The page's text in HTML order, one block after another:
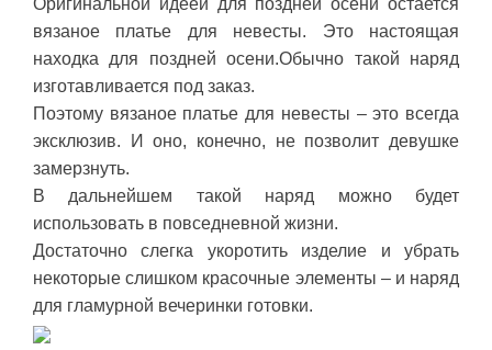
Оригинальной идеей для поздней осени остается
вязаное платье для невесты. Это настоящая
находка для поздней осени.Обычно такой наряд
изготавливается под заказ.
Поэтому вязаное платье для невесты – это всегда
эксклюзив. И оно, конечно, не позволит девушке
замерзнуть.
В дальнейшем такой наряд можно будет
использовать в повседневной жизни.
Достаточно слегка укоротить изделие и убрать
некоторые слишком красочные элементы – и наряд
для гламурной вечеринки готовки.